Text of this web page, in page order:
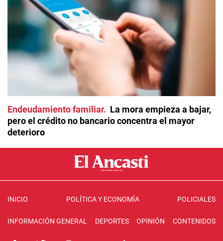
Endeudamiento familiar
La mora empieza a bajar,
pero el crédito no bancario concentra el mayor
deterioro
INICIO POLÍTICA Y ECONOMÍA POLICIALES
INFORMACIÓN GENERAL DEPORTES OPINIÓN CONTENIDOS